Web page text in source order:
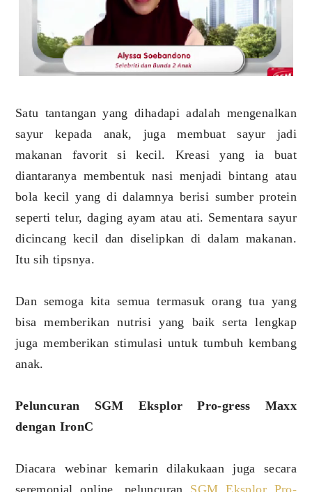
Satu tantangan yang dihadapi adalah mengenalkan
sayur kepada anak, juga membuat sayur jadi
makanan favorit si kecil. Kreasi yang ia buat
diantaranya membentuk nasi menjadi bintang atau
bola kecil yang di dalamnya berisi sumber protein
seperti telur, daging ayam atau ati. Sementara sayur
dicincang kecil dan diselipkan di dalam makanan.
Itu sih tipsnya.
Dan semoga kita semua termasuk orang tua yang
bisa memberikan nutrisi yang baik serta lengkap
juga memberikan stimulasi untuk tumbuh kembang
anak.
Peluncuran SGM Eksplor Pro-gress Maxx
dengan IronC
Diacara webinar kemarin dilakukaan juga secara
seremonial online, peluncuran SGM Eksplor Pro-